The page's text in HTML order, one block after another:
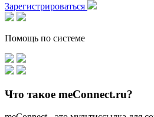
Зарегистрироваться
Помощь по системе
Что такое meConnect.ru?